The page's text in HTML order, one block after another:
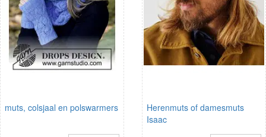
muts, colsjaal en polswarmers
Herenmuts of damesmuts
Isaac